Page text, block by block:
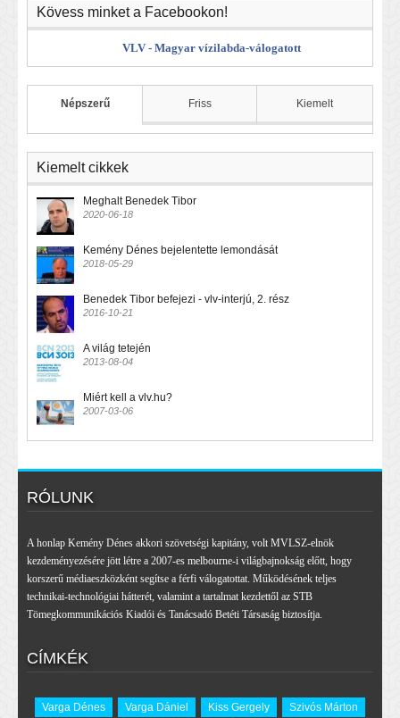
Kövess minket a Facebookon!
VLV - Magyar vízilabda-válogatott
Népszerű Friss Kiemelt
Kiemelt cikkek
Meghalt Benedek Tibor
2020-06-18
Kemény Dénes bejelentette lemondását
2018-05-29
Benedek Tibor befejezi - vlv-interjú, 2. rész
2016-10-21
A világ tetején
2013-08-04
Miért kell a vlv.hu?
2007-03-06
RÓLUNK
A honlap Kemény Dénes akkori szövetségi kapitány, volt MVLSZ-elnök
kezdeményezésére jött létre a 2007-es melbourne-i világbajnokság előtt, hogy
korszerű médiaeszközként segítse a férfi válogatottat. Működésének teljes
technikai-technológiai hátterét, valamint a tartalmat kezdettől az STB
Tömegkommunikációs Kiadói és Tanácsadó Betéti Társaság biztosítja.
CÍMKÉK
Varga Dénes Varga Dániel Kiss Gergely Szivós Márton